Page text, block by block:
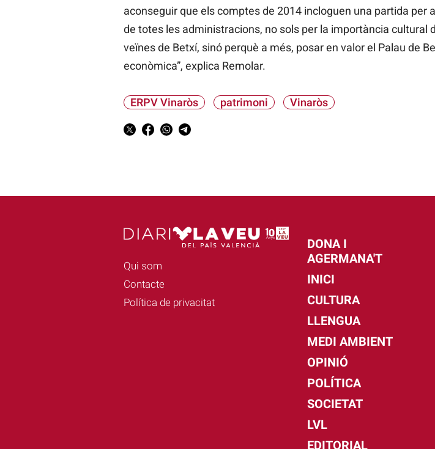
aconseguir que els comptes de 2014 incloguen una partida per
de totes les administracions, no sols per la importància cultural
veïnes de Betxí, sinó perquè a més, posar en valor el Palau de
econòmica”, explica Remolar.
ERPV Vinaròs patrimoni Vinaròs
Qui som
Contacte
Política de privacitat
DONA I
AGERMANA'T
INICI
CULTURA
LLENGUA
MEDI AMBIENT
OPINIÓ
POLÍTICA
SOCIETAT
LVL
EDITORIAL